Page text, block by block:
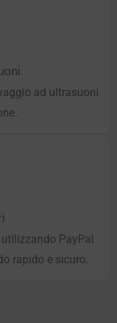
ad ultrasuoni
PayPal
rapido e sicuro.